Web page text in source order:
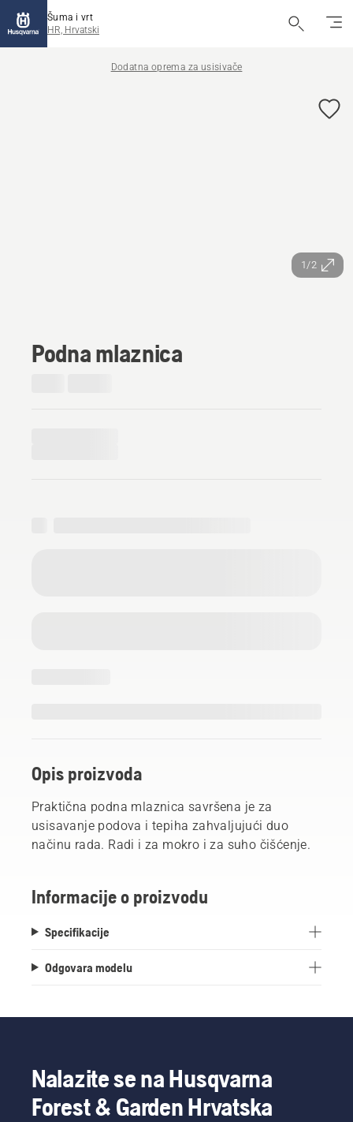
Šuma i vrt
HR, Hrvatski
Dodatna oprema za usisivače
1/2
Podna mlaznica
Opis proizvoda
Praktična podna mlaznica savršena je za
usisavanje podova i tepiha zahvaljujući duo
načinu rada. Radi i za mokro i za suho čišćenje.
Informacije o proizvodu
Specifikacije
Odgovara modelu
Nalazite se na Husqvarna
Forest & Garden Hrvatska